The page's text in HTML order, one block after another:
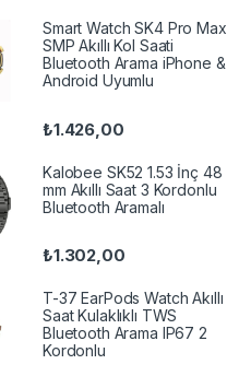
Smart Watch SK4 Pro Max
SMP Akıllı Kol Saati
Bluetooth Arama iPhone &
Android Uyumlu
₺1.426,00
Kalobee SK52 1.53 İnç 48
mm Akıllı Saat 3 Kordonlu
Bluetooth Aramalı
₺1.302,00
T-37 EarPods Watch Akıllı
Saat Kulaklıklı TWS
Bluetooth Arama IP67 2
Kordonlu